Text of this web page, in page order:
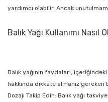
yardımcı olabilir. Ancak
Balık Yağı Kullanımı Nasıl
Balık yağının faydaları,
hakkında dikkate almanız gereken
Dozajı Takip Edin: Balık yağı